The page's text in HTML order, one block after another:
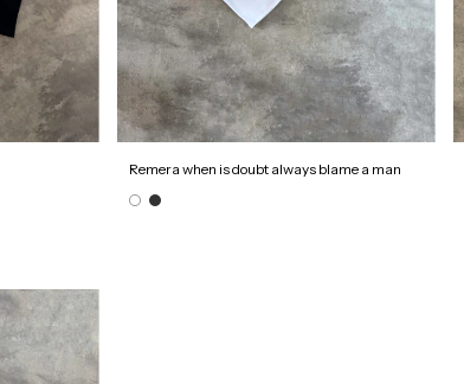
Remera when is doubt always blame a man